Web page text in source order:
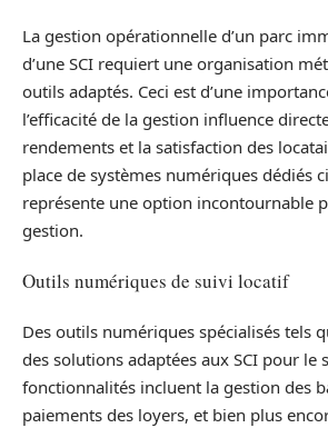
La gestion opérationnelle d’un parc
d’une SCI requiert une organisation
outils adaptés. Ceci est d’une
l’efficacité de la gestion influence
rendements et la satisfaction des
place de systèmes numériques dédiés
représente une option incontournable
gestion.
Outils numériques de suivi locatif
Des outils numériques spécialisés tels
des solutions adaptées aux SCI pour le
fonctionnalités incluent la gestion des
paiements des loyers, et bien plus